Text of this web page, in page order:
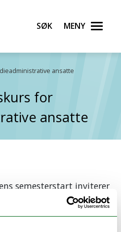
universitet
Søk Meny
ansatte
for
ansatte
semesterstart inviterer
systemer til